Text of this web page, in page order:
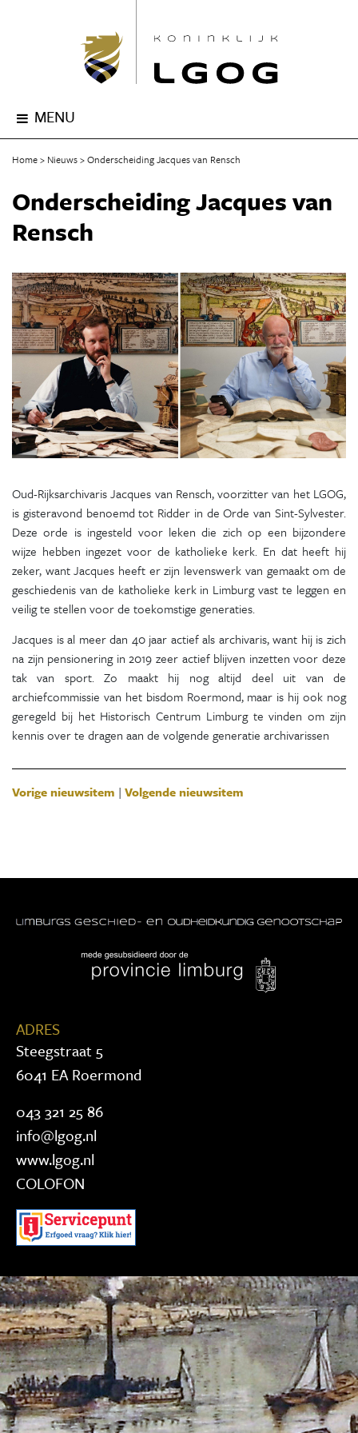
MENU
Home Nieuws Onderscheiding Jacques van Rensch
Onderscheiding Jacques van
Rensch
Oud-Rijksarchivaris Jacques van Rensch, voorzitter van het LGOG,
is gisteravond benoemd tot Ridder in de Orde van Sint-Sylvester.
Deze orde is ingesteld voor leken die zich op een bijzondere
wijze hebben ingezet voor de katholieke kerk. En dat heeft hij
zeker, want Jacques heeft er zijn levenswerk van gemaakt om de
geschiedenis van de katholieke kerk in Limburg vast te leggen en
veilig te stellen voor de toekomstige generaties.
Jacques is al meer dan 40 jaar actief als archivaris, want hij is zich
na zijn pensionering in 2019 zeer actief blijven inzetten voor deze
tak van sport. Zo maakt hij nog altijd deel uit van de
archiefcommissie van het bisdom Roermond, maar is hij ook nog
geregeld bij het Historisch Centrum Limburg te vinden om zijn
kennis over te dragen aan de volgende generatie archivarissen
Vorige nieuwsitem | Volgende nieuwsitem
ADRES
Steegstraat 5
6041 EA Roermond
043 321 25 86
info@lgog.nl
www.lgog.nl
COLOFON